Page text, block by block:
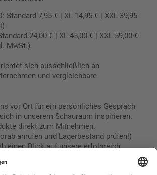
Standard 7,95 € | XL 14,95 € | XXL 39,95
24,00 € | XL 45,00 € | XXL 59,00 €
MwSt.)
sich ausschließlich an
und vergleichbare
vor Ort für ein persönliches Gespräch
in unserem Schauraum inspirieren.
direkt zum Mitnehmen.
anrufen und Lagerbestand prüfen!)
einen Blick auf unsere erfolgreich